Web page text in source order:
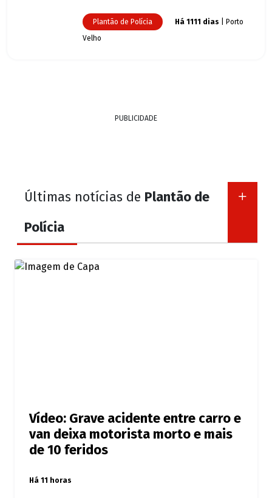
Plantão de Polícia Há 1111 dias | Porto
Velho
PUBLICIDADE
Últimas notícias de Plantão de
Polícia
Vídeo: Grave acidente entre carro e
van deixa motorista morto e mais
de 10 feridos
Há 11 horas